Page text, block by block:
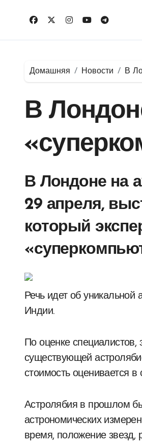
Домашняя Новости В
В
В Лондоне на
29 апреля,
который
Речь идет об уникальной астролябии из латуни, связанной с королевской семьей Джайпура в
Индии.
По оценке
существующей
стоимость оценивается
Астролябия в прошлом
астрономических
время, положение звезд,